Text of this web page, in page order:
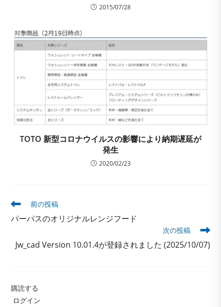
2015/07/28
TOTO 新型コロナウイルスの影響により納期遅延が
発生
2020/02/23
そ
他
記
事
前の投稿
パーパスのオリジナルレンジフード
次の投稿
Jw_cad Version 10.01.4が登録されました (2025/10/07)
購読する
ログイン